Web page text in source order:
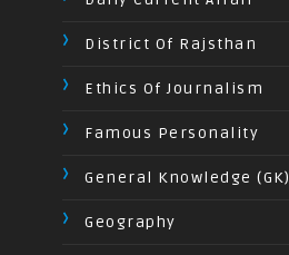
District Of Rajsthan
Ethics Of Journalism
Famous Personality
General Knowledge (GK)
Geography